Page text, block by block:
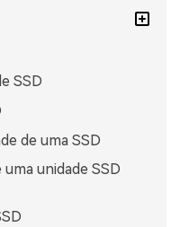
SSD
de uma SSD
unidade SSD